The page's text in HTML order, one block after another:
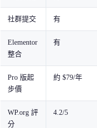
社群提交 有
Elementor
整合
有
Pro 版起
步價
約 $79/年
WP.org 評
分
4.2/5